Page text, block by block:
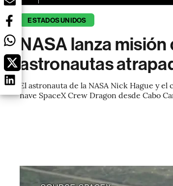
ESTADOS UNIDOS
NASA lanza
astronautas
El astronauta de la NASA Nick Hague y
nave SpaceX Crew Dragon desde Cabo